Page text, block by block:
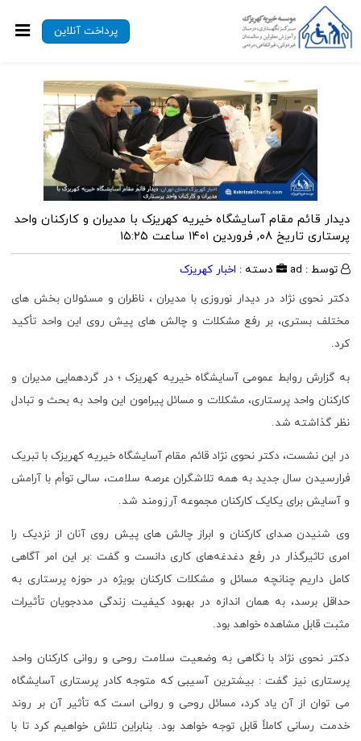
پرداخت آنلاین
دیدار قائم مقام آسایشگاه خیریه کهریزک با مدیران و کارکنان واحد
پرستاریتاریخ ۰۸, فروردین ۱۴۰۱ ساعت ۱۵:۲۵
توسط : ad دسته : اخبار کهریزک
دکتر نحوی نژاد در دیدار نوروزی با مدیران ، ناظران و مسئولان بخش های
مختلف بستری، بر رفع مشکلات و چالش های پیش روی این واحد تأکید
کرد.
به گزارش روابط عمومی آسایشگاه خیریه کهریزک ؛ در گردهمایی مدیران و
کارکنان واحد پرستاری، مشکلات و مسائل پیرامون این واحد به بحث و تبادل
نظر گذاشته شد.
در این نشست، دکتر نحوی نژاد قائم مقام آسایشگاه خیریه کهریزک با تبریک
فرارسیدن سال جدید به همه تلاشگران عرصه سلامت، سالی توأم با آرامش
و آسایش برای یکایک کارکنان مجموعه آرزومند شد.
وی شنیدن صدای کارکنان و ابراز چالش های پیش روی آنان از نزدیک را
امری تاثیرگذار در رفع دغدغه‌های کاری دانست و گفت :بر این امر آگاهی
کامل داریم چنانچه مسائل و مشکلات کارکنان بویژه در حوزه پرستاری به
حداقل برسد، به همان اندازه در بهبود کیفیت زندگی مددجویان تأثیرات
مثبت قابل مشاهده خواهد بود.
دکتر نحوی نژاد با نگاهی به وضعیت سلامت روحی و روانی کارکنان واحد
پرستاری نیز گفت : بیشترین آسیبی که متوجه کادر پرستاری آسایشگاه
می توان از آن یاد کرد، مسائل روحی و روانی است که تأثیر آن بر روند
خدمت رسانی کاملاً قابل توجه خواهد بود. بنابراین تلاش خواهیم کرد تا با